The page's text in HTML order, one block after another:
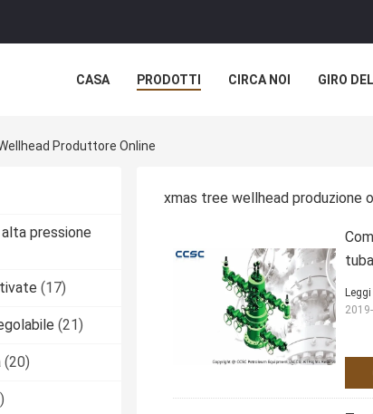
CASA PRODOTTI CIRCA NOI GIRO
Produttore Online
pressione
(17)
(21)
(20)
xmas tree wellhead produzione